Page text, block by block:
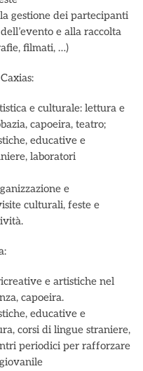
gestione dei partecipanti
e alla raccolta
filmati, …)
e culturale: lettura e
capoeira, teatro;
educative e
laboratori
e
culturali, feste e
e artistiche nel
capoeira.
educative e
corsi di lingue straniere,
periodici per rafforzare